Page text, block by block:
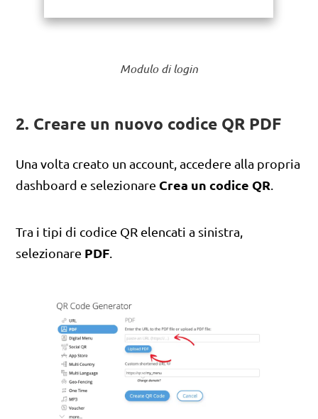
Modulo di login
2. Creare un nuovo codice QR PDF
Una volta creato un account, accedere alla propria
dashboard e selezionare Crea un codice QR.
Tra i tipi di codice QR elencati a sinistra,
selezionare PDF.